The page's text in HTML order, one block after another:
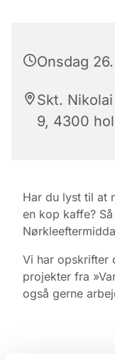
Onsdag
Skt.
9, 4300
Har du lyst til at
en kop kaffe?
Vi har opskrifter
projekter fra
også gerne